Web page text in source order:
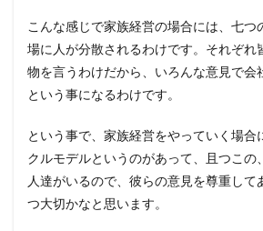
こんな感じで家族経営の場合には、七つ
場に人が分散されるわけです。それぞれ
物を言うわけだから、いろんな意見で会
という事になるわけです。
という事で、家族経営をやっていく場合
クルモデルというのがあって、且つこの
人達がいるので、彼らの意見を尊重して
つ大切かなと思います。